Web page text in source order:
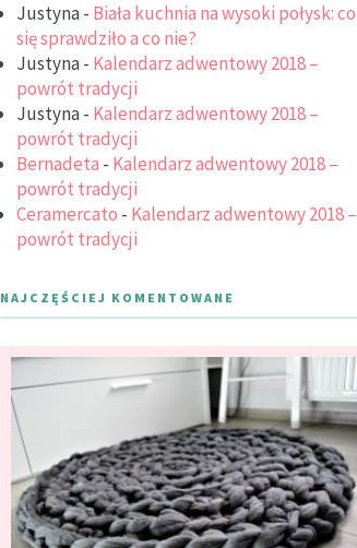
Justyna- Biała kuchnia na wysoki połysk: co
się sprawdziło a co nie?
Justyna- Kalendarz adwentowy 2018 –
powrót tradycji
Justyna- Kalendarz adwentowy 2018 –
powrót tradycji
Bernadeta - Kalendarz adwentowy 2018 –
powrót tradycji
Ceramercato - Kalendarz adwentowy 2018 –
powrót tradycji
NAJCZĘŚCIEJ KOMENTOWANE